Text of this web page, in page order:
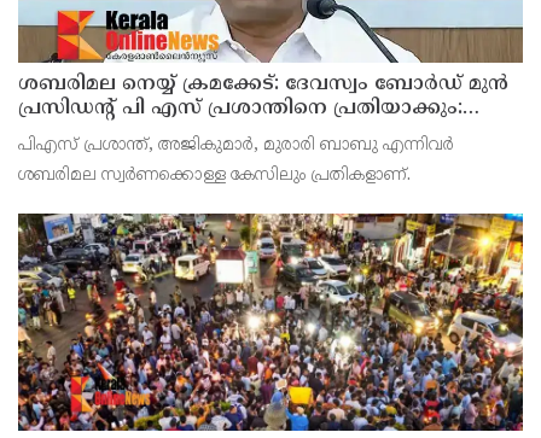
ശബരിമല നെയ്യ് ക്രമക്കേട്: ദേവസ്വം ബോര്‍ഡ് മുന്‍
പ്രസിഡന്റ് പി എസ് പ്രശാന്തിനെ പ്രതിയാക്കും:
ദേവസ്വം വിജിലന്‍സ്
പിഎസ് പ്രശാന്ത്, അജികുമാര്‍, മുരാരി ബാബു എന്നിവര്‍
ശബരിമല സ്വര്‍ണക്കൊള്ള കേസിലും പ്രതികളാണ്.